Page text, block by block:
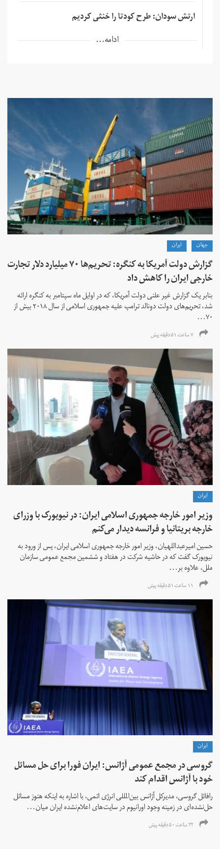
ارتش سودان: طرح کودتا را خنثی کردیم
ادامه...
جهان ايران
گزارش دولت آمریکا به کنگره: تحریم‌ها ۷۰ میلیارد دلار تجارت
خارجی ایران را کاهش داد
بنابر یک گزارش غیر علنی دولت آمریکا، که در اوایل ماه سپتامبر به کنگره ارائه
شد، تحریم‌های دولت دونالد ترامپ علیه جمهوری اسلامی از سال ۲۰۱۸ بیش از
۷۰...
۷ ساعت ۵۱ دقیقه پیش
ايران
وزیر امور خارجه جمهوری اسلامی ایران: در نیویورک با وزرای
خارجه بریتانیا و فرانسه دیدار می‌کنم
حسین امیرعبداللهیان، وزیر امور خارجه جمهوری اسلامی ایران، پس از ورود به
نیویورک گفت که در حاشیه شرکت در هفتاد و ششمین مجمع عمومی سازمان
ملل، علاوه بر...
۱۱ ساعت ۵۱ دقیقه پیش
ايران
گروسی در مجمع عمومی آژانس: ایران فورا برای حل مسائل
خود با آژانس اقدام کند
رافائل گروسی، مدیرکل آژانس بین‌المللی انرژی اتمی، با اشاره به اینکه هنوز مسائل
حل‌نشده‌ای در زمینه وجود اورانیوم در سایت‌های اعلام‌نشده ایران میان...
۲۲ ساعت ۵۰ دقیقه پیش